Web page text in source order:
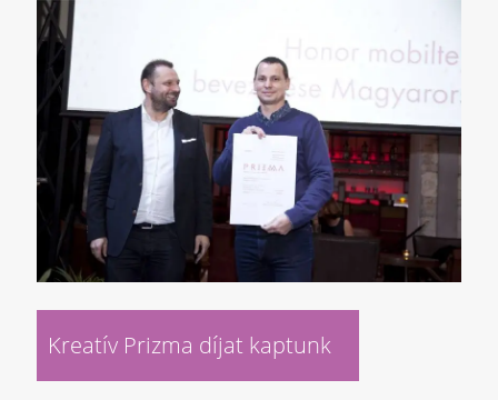
Kreatív Prizma díjat kaptunk